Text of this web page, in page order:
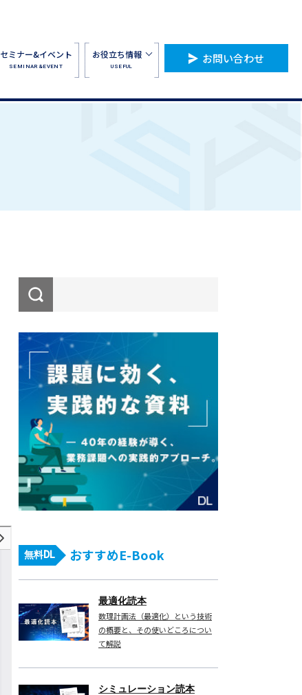
セミナー&イベント
SEMINAR&EVENT
お役立ち情報
USEFUL
お問い合わせ
無料DL おすすめE-Book
最適化読本
数理計画法（最適化）という技術
の概要と、その使いどころについ
て解説
シミュレーション読本